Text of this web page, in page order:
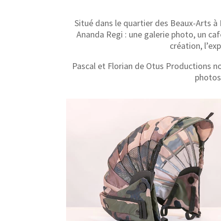
Situé dans le quartier des Beaux-Arts
Ananda Regi : une galerie photo, un
création,
Pascal et Florian de Otus Productions